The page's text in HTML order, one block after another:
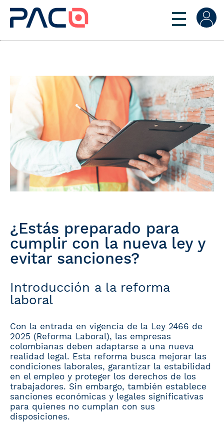
¿Estás preparado para
cumplir con la nueva ley y
evitar sanciones?
Introducción a la reforma
laboral
Con la entrada en vigencia de la Ley 2466 de
2025 (Reforma Laboral), las empresas
colombianas deben adaptarse a una nueva
realidad legal. Esta reforma busca mejorar las
condiciones laborales, garantizar la estabilidad
en el empleo y proteger los derechos de los
trabajadores. Sin embargo, también establece
sanciones económicas y legales significativas
para quienes no cumplan con sus
disposiciones.